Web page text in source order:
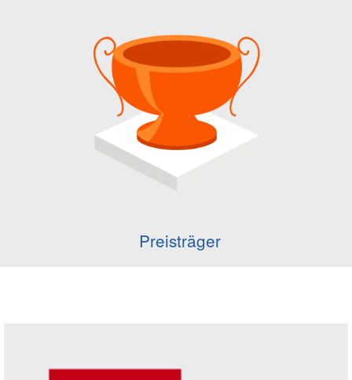
Preisträger